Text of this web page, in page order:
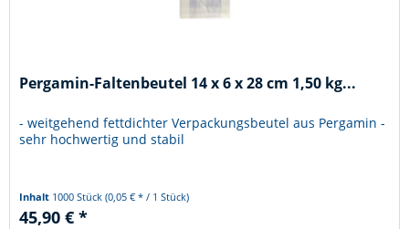
Pergamin-Faltenbeutel 14 x 6 x 28 cm 1,50 kg...
- weitgehend fettdichter Verpackungsbeutel aus Pergamin -
sehr hochwertig und stabil
Inhalt 1000 Stück(0,05 € * / 1 Stück)
45,90 € *